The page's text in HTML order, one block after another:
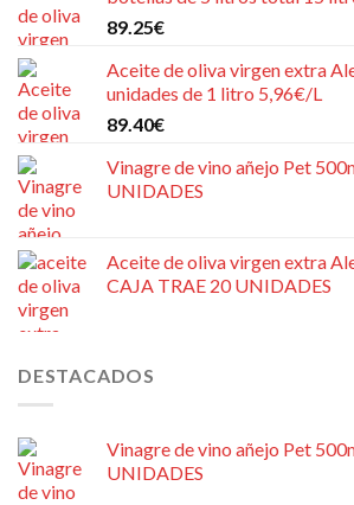
89.25€
Aceite de oliva virgen extra
unidades de 1 litro 5,96€/L
89.40€
Vinagre de vino añejo Pet
UNIDADES
Aceite de oliva virgen extra
CAJA TRAE 20 UNIDADES
DESTACADOS
Vinagre de vino añejo Pet
UNIDADES